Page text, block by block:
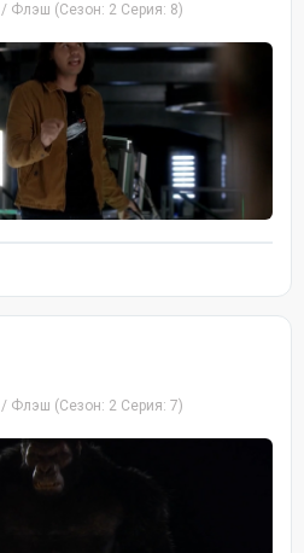
/ Флэш (Сезон: 2 Серия: 8)
/ Флэш (Сезон: 2 Серия: 7)